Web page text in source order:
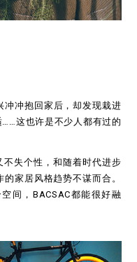
冲冲抱回家后，却发现栽进
这也许是不少人都有过的
不失个性，和随着时代进步
家居风格趋势不谋而合。
间，BACSAC都能很好融